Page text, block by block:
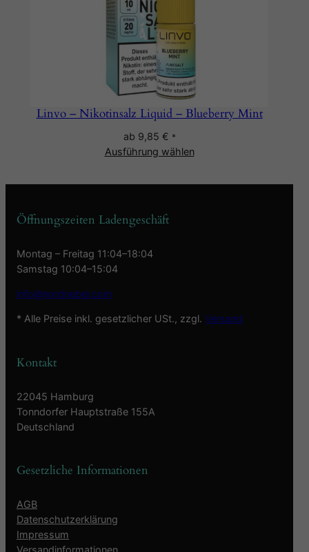
Linvo – Nikotinsalz Liquid – Blueberry Mint
ab 9,85 € *
Ausführung wählen
Öffnungszeiten Ladengeschäft
Montag – Freitag 11:04–18:04
Samstag 10:04–15:04
info@nordnebel.com
* Alle Preise inkl. gesetzlicher USt., zzgl. Versand
Kontakt
22045 Hamburg
Tonndorfer Hauptstraße 155A
Deutschland
Gesetzliche Informationen
AGB
Datenschutzerklärung
Impressum